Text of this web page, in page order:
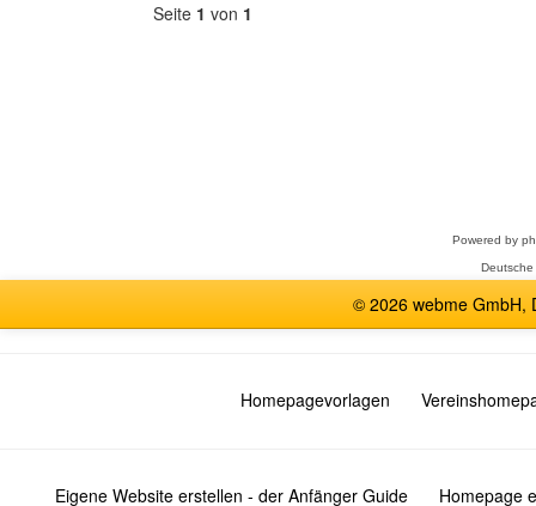
Seite 1 von 1
Powered by
© 2026 webme GmbH,
Homepagevorlagen
Eigene Website erstellen - der Anfänger Guide Homepage